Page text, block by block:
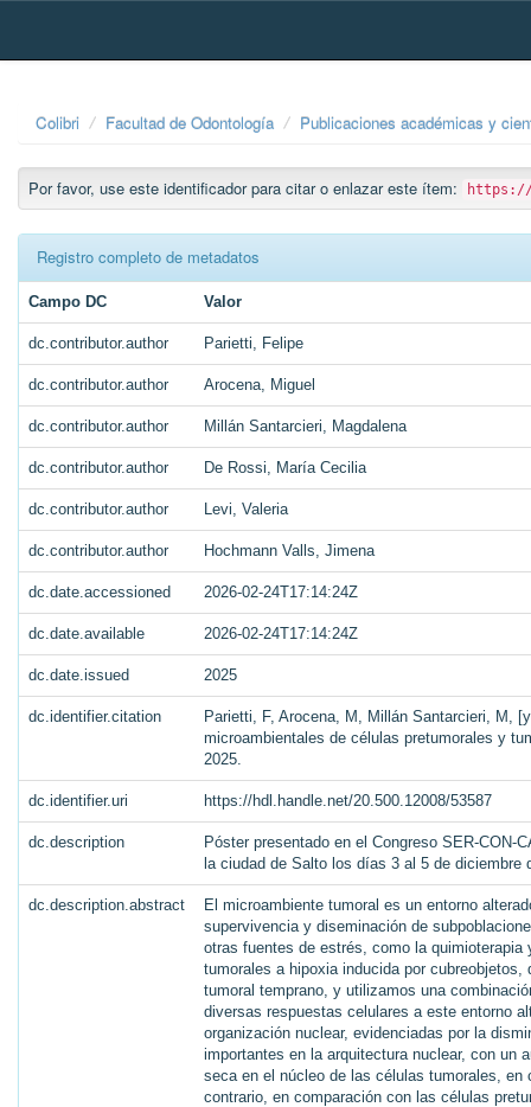
Skip
Colibri Facultad de Odontología Publicaciones académicas y
Por favor, use este identificador para citar o enlazar este ítem: https://
Registro completo de metadatos
Campo DC Valor
dc.contributor.author Parietti, Felipe
dc.contributor.author Arocena, Miguel
dc.contributor.author Millán Santarcieri, Magdalena
dc.contributor.author De Rossi, María Cecilia
dc.contributor.author Levi, Valeria
dc.contributor.author Hochmann Valls, Jimena
dc.date.accessioned 2026-02-24T17:14:24Z
dc.date.available 2026-02-24T17:14:24Z
dc.date.issued 2025
dc.identifier.citation
Parietti, F, Arocena, M, Millán Santarcieri, M,
microambientales de células pretumorales y
2025.
dc.identifier.uri https://hdl.handle.net/20.500.12008/53587
dc.description
Póster presentado en el Congreso SER-CON-
la ciudad de Salto los días 3 al 5 de diciembre
dc.description.abstract
El microambiente tumoral es un entorno
supervivencia y diseminación de
otras fuentes de estrés, como la
tumorales a hipoxia inducida por
tumoral temprano, y utilizamos una
diversas respuestas celulares a este entorno
organización nuclear, evidenciadas por la
importantes en la arquitectura nuclear, con un
seca en el núcleo de las células tumorales,
contrario, en comparación con las células